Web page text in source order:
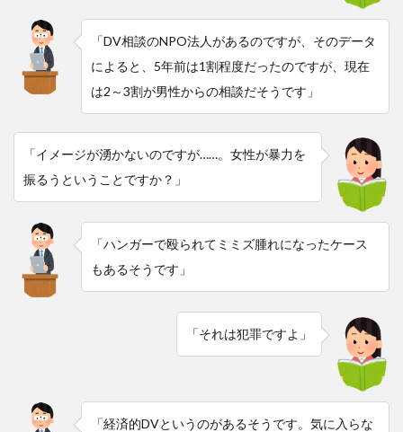
「DV相談のNPO法人があるのですが、そのデータ
によると、5年前は1割程度だったのですが、現在
は2～3割が男性からの相談だそうです」
「イメージが湧かないのですが……。女性が暴力を
振るうということですか？」
「ハンガーで殴られてミミズ腫れになったケース
もあるそうです」
「それは犯罪ですよ」
「経済的DVというのがあるそうです。気に入らな